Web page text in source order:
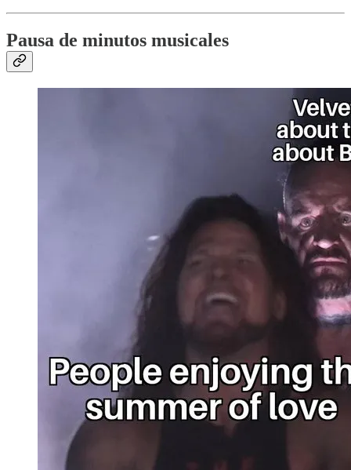
Pausa de minutos musicales